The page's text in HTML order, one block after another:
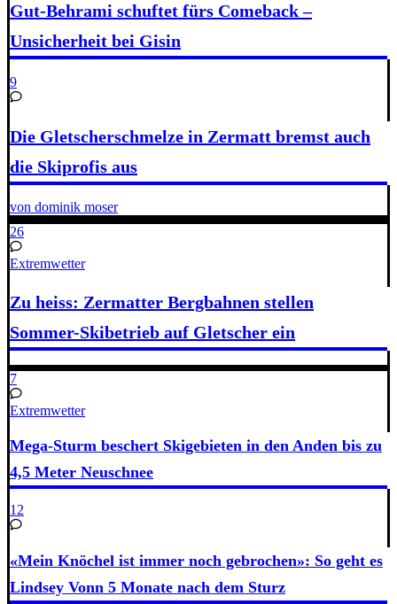
Gut-Behrami schuftet fürs Comeback –
Unsicherheit bei Gisin
9
Die Gletscherschmelze in Zermatt bremst auch
die Skiprofis aus
von dominik moser
26
Extremwetter
Zu heiss: Zermatter Bergbahnen stellen
Sommer-Skibetrieb auf Gletscher ein
7
Extremwetter
Mega-Sturm beschert Skigebieten in den Anden bis zu
4,5 Meter Neuschnee
12
«Mein Knöchel ist immer noch gebrochen»: So geht es
Lindsey Vonn 5 Monate nach dem Sturz